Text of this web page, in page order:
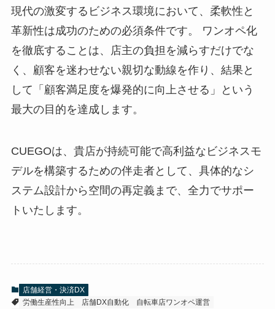
現代の激変するビジネス環境において、柔軟性と
革新性は成功のための必須条件です。 ワンオペ化
を徹底することは、店主の負担を減らすだけでな
く、顧客を迷わせない親切な動線を作り、結果と
して「顧客満足度を爆発的に向上させる」という
最大の目的を達成します。
CUEGOは、貴店が持続可能で高利益なビジネスモ
デルを構築するための伴走者として、具体的なシ
ステム設計から空間の再定義まで、全力でサポー
トいたします。
店舗経営・決済DX
労働生産性向上
店舗DX自動化
自転車店ワンオペ運営